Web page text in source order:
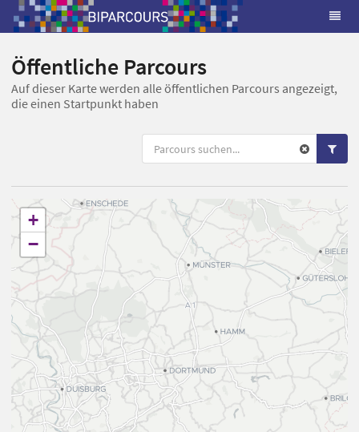
Öffentliche Parcours
Auf dieser Karte werden alle öffentlichen Parcours angezeigt,
die einen Startpunkt haben
+
−